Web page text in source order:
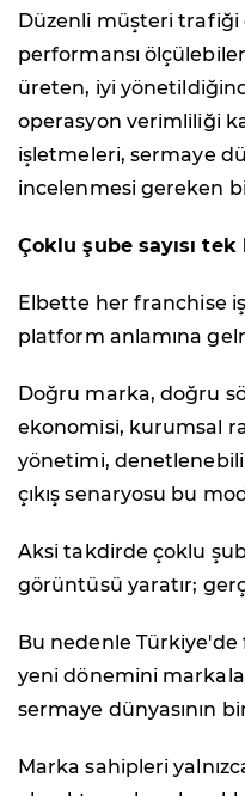
Düzenli müşteri trafiği
performansı
üreten, iyi
operasyon verimliliği
işletmeleri, sermaye
incelenmesi gereken
Çoklu şube sayısı
Elbette her franchise
platform anlamına
Doğru marka, doğru
ekonomisi, kurumsal
yönetimi,
çıkış senaryosu bu
Aksi takdirde çoklu
görüntüsü yaratır;
Bu nedenle
yeni dönemini
sermaye dünyasının
Marka sahipleri